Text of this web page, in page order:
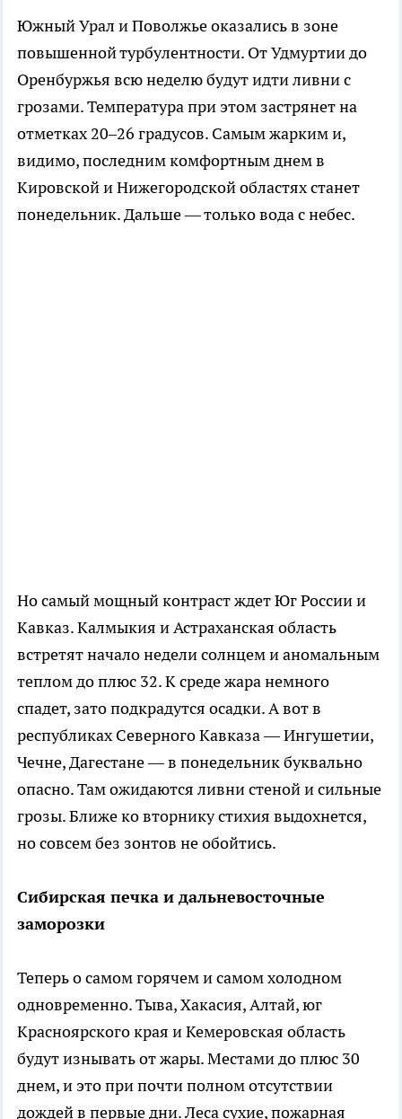
Южный Урал и Поволжье оказались в зоне
повышенной турбулентности. От Удмуртии до
Оренбуржья всю неделю будут идти ливни с
грозами. Температура при этом застрянет на
отметках 20–26 градусов. Самым жарким и,
видимо, последним комфортным днем в
Кировской и Нижегородской областях станет
понедельник. Дальше — только вода с небес.
Но самый мощный контраст ждет Юг России и
Кавказ. Калмыкия и Астраханская область
встретят начало недели солнцем и аномальным
теплом до плюс 32. К среде жара немного
спадет, зато подкрадутся осадки. А вот в
республиках Северного Кавказа — Ингушетии,
Чечне, Дагестане — в понедельник буквально
опасно. Там ожидаются ливни стеной и сильные
грозы. Ближе ко вторнику стихия выдохнется,
но совсем без зонтов не обойтись.
Сибирская печка и дальневосточные
заморозки
Теперь о самом горячем и самом холодном
одновременно. Тыва, Хакасия, Алтай, юг
Красноярского края и Кемеровская область
будут изнывать от жары. Местами до плюс 30
днем, и это при почти полном отсутствии
дождей в первые дни. Леса сухие, пожарная